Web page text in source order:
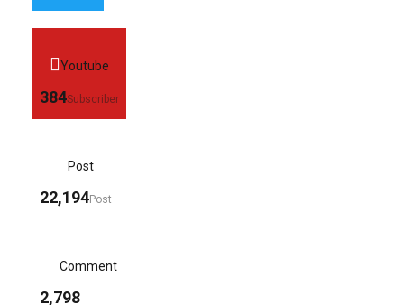
Youtube
384Subscriber
Post
22,194Post
Comment
2,798